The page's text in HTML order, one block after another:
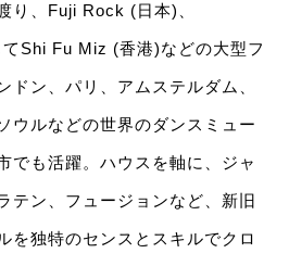
り、Fuji Rock (日本)、
Shi Fu Miz (香港)などの大型フ
ドン、パリ、アムステルダム、
ウルなどの世界のダンスミュー
でも活躍。ハウスを軸に、ジャ
テン、フュージョンなど、新旧
を独特のセンスとスキルでクロ